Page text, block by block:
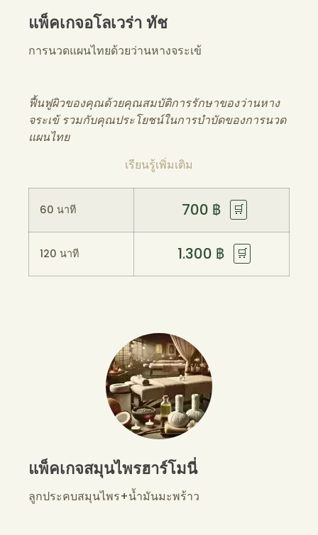
แพ็คเกจอโลเวร่า ทัช
การนวดแผนไทยด้วยว่านหางจระเข้
ฟื้นฟูผิวของคุณด้วยคุณสมบัติการรักษาของว่านหาง
จระเข้ รวมกับคุณประโยชน์ในการบำบัดของการนวด
แผนไทย
เรียนรู้เพิ่มเติม
60 นาที 700 ฿ 🛒
120 นาที 1.300 ฿ 🛒
แพ็คเกจสมุนไพรฮาร์โมนี่
ลูกประคบสมุนไพร+น้ำมันมะพร้าว